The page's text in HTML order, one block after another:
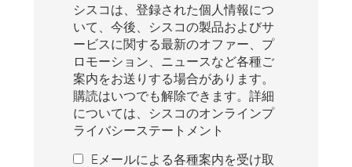
シスコは、登録された個人情報につ
いて、今後、シスコの製品およびサ
ービスに関する最新のオファー、プ
ロモーション、ニュースなど各種ご
案内をお送りする場合があります。
購読はいつでも解除できます。詳細
については、シスコのオンラインプ
ライバシーステートメント
Eメールによる各種案内を受け取